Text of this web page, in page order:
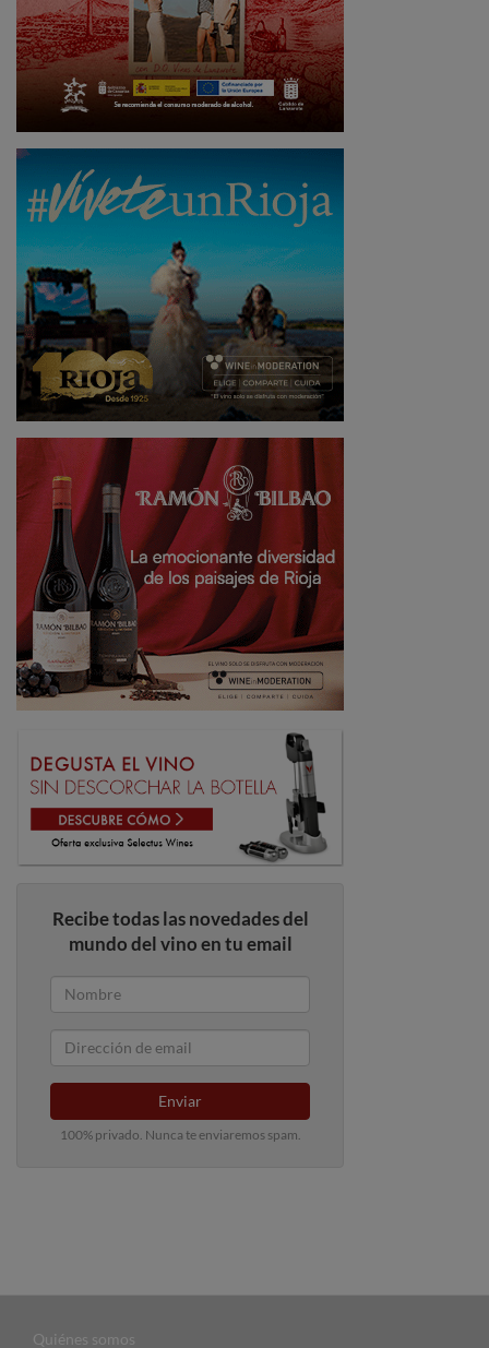
Recibe todas las novedades del
mundo del vino en tu email
Enviar
100% privado. Nunca te enviaremos spam.
Quiénes somos